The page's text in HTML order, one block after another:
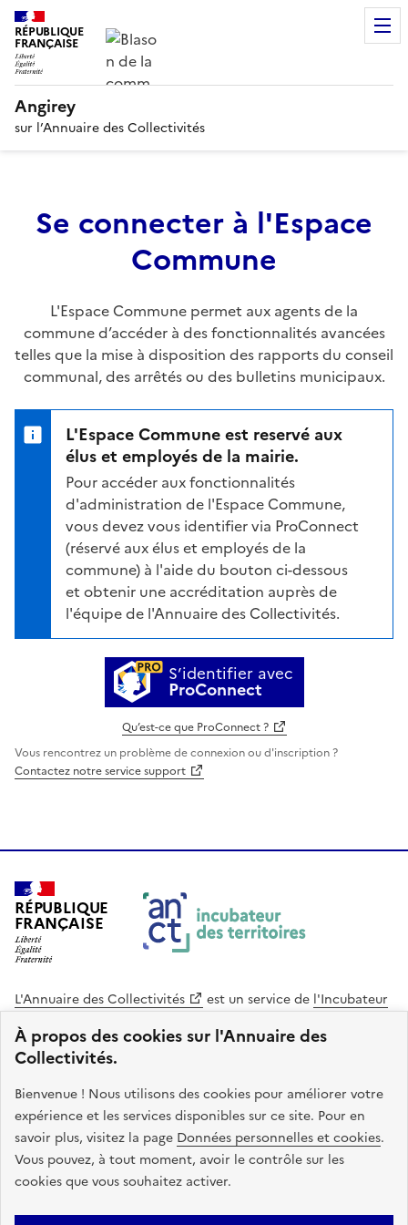
À propos des cookies sur l'Annuaire des
Collectivités.
Bienvenue ! Nous utilisons des cookies pour améliorer votre
expérience et les services disponibles sur ce site. Pour en
savoir plus, visitez la page Données personnelles et cookies.
Vous pouvez, à tout moment, avoir le contrôle sur les
cookies que vous souhaitez activer.
RÉPUBLIQUE
FRANÇAISE
Angirey
sur l’Annuaire des Collectivités
Se connecter à l'Espace
Commune
L'Espace Commune permet aux agents de la
commune d’accéder à des fonctionnalités avancées
telles que la mise à disposition des rapports du conseil
communal, des arrêtés ou des bulletins municipaux.
L'Espace Commune est reservé aux
élus et employés de la mairie.
Pour accéder aux fonctionnalités
d'administration de l'Espace Commune,
vous devez vous identifier via ProConnect
(réservé aux élus et employés de la
commune) à l'aide du bouton ci-dessous
et obtenir une accréditation auprès de
l'équipe de l'Annuaire des Collectivités.
S’identifier avec
ProConnect
Qu’est-ce que ProConnect ?
Vous rencontrez un problème de connexion ou d'inscription ?
Contactez notre service support
RÉPUBLIQUE
FRANÇAISE
L'Annuaire des Collectivités est un service de l'Incubateur
Cohésion des Territoires
. Le code source de ce site web
est disponible en licence libre. Le design de ce site est conçu
avec le système de design de l’État.
legifrance.gouv.fr
info.gouv.fr
service-public.gouv.fr
data.gouv.fr
Plan du site Accessibilite : non conforme Mentions légales